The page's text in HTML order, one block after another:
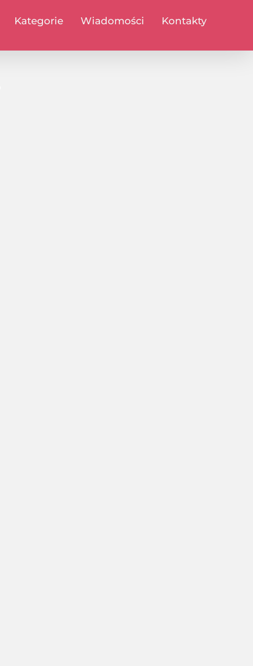
Kategorie Wiadomości Kontakty